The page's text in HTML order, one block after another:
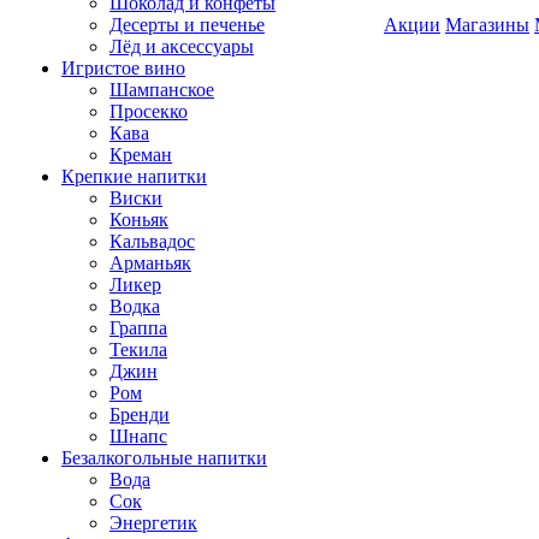
Десерты и печенье
Лёд и аксессуары
Игристое вино
Шампанское
Просекко
Кава
Креман
Крепкие напитки
Виски
Коньяк
Кальвадос
Арманьяк
Ликер
Водка
Граппа
Текила
Джин
Ром
Бренди
Шнапс
Безалкогольные напитки
Вода
Сок
Энергетик
Акции Магазины